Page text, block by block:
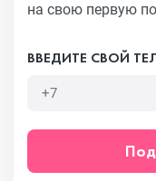
на свою первую
ВВЕДИТЕ СВОЙ